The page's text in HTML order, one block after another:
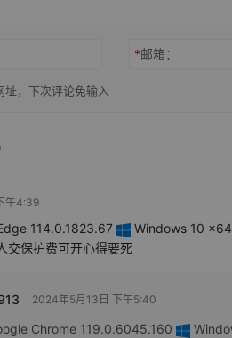
*邮箱：
址，下次评论免输入
午4:39
114.0.1823.67
Windows 10
交保护费可开心得要死
2024年5月13日 下午5:40
Chrome 119.0.6045.160